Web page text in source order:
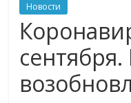
Новости